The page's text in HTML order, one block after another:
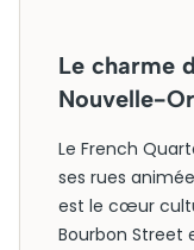
Le charme
Nouvelle-
Le French
ses rues
est le cœur
Bourbon Street